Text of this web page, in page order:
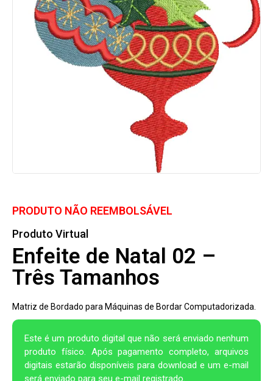
PRODUTO NÃO REEMBOLSÁVEL
Produto Virtual
Enfeite de Natal 02 –
Três Tamanhos
Matriz de Bordado para Máquinas de Bordar Computadorizada.
Este é um produto digital que não será enviado nenhum
produto físico. Após pagamento completo, arquivos
digitais estarão disponíveis para download e um e-mail
será enviado para seu e-mail registrado.